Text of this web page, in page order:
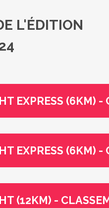
L'ÉDITION
EXPRESS (6KM) -
EXPRESS (6KM) -
(12KM) -